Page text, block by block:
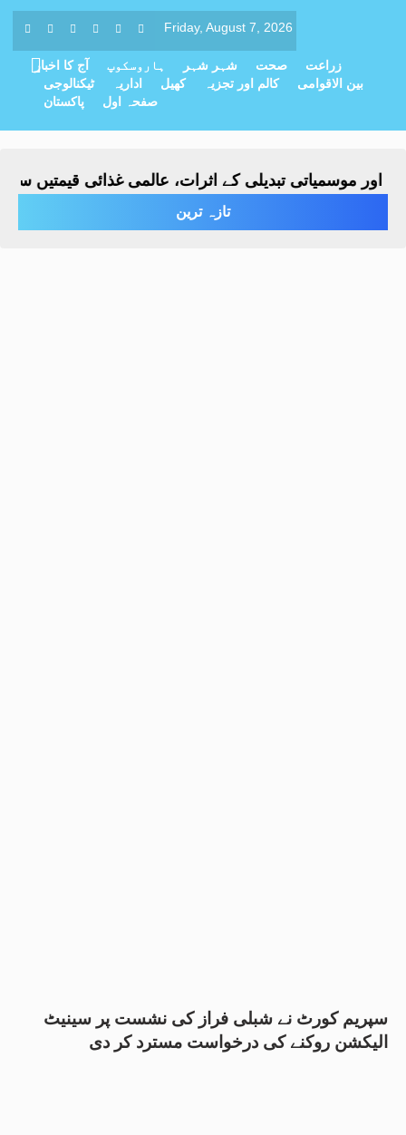
Friday, August 7, 2026
آج کا اخبار ہاروسکوپ شہر شہر صحت
زراعت
ٹیکنالوجی
اداریہ کھیل کالم اور تجزیہ
بین الاقوامی
پاکستان
صفحہ اول
موسمیاتی تبدیلی کے اثرات، عالمی غذائی قیمتیں
تازہ ترین
سپریم کورٹ نے شبلی فراز کی نشست پر سینیٹ
الیکشن روکنے کی درخواست مسترد کر دی